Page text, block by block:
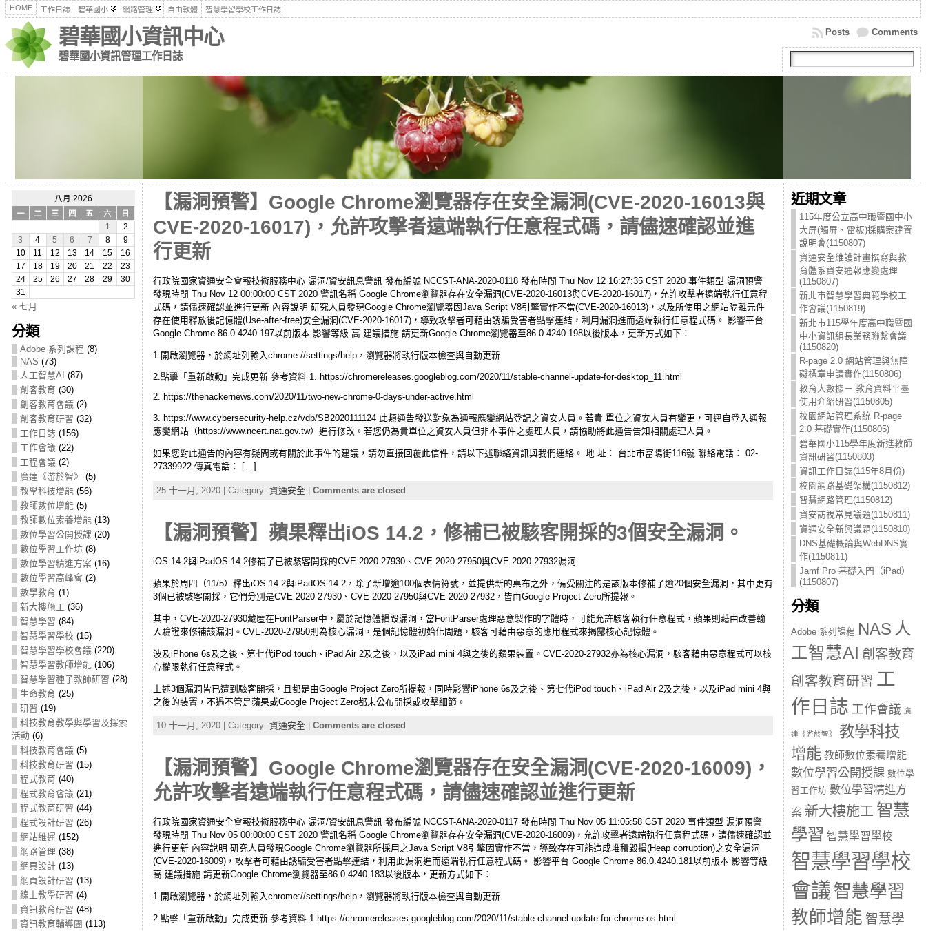
HOME 工作日誌 碧華國小 網路管理 自由軟體 智慧學習學校工作日誌
碧華國小資訊中心
碧華國小資訊管理工作日誌
Comments
Posts
八月 2026
一
二 三 四 五 六
日
1
2
3
4 5 6 7 8
9
10
11 12 13 14 15
16
17
18 19 20 21 22
23
24
25 26 27 28 29
30
31
« 七月
分類
Adobe 系列課程 (8)
NAS (73)
人工智慧AI (87)
創客教育 (30)
創客教育會議 (2)
創客教育研習 (32)
工作日誌 (156)
工作會議 (22)
工程會議 (2)
廣達《游於智》
(5)
教學科技增能(56)
教師數位增能(5)
教師數位素養增能(13)
數位學習公開授課 (20)
數位學習工作坊(8)
數位學習精進方案 (16)
數位學習高峰會 (2)
數學教育 (1)
新大樓施工 (36)
智慧學習 (84)
智慧學習學校 (15)
智慧學習學校會議 (220)
智慧學習教師增能(106)
智慧學習種子教師研習 (28)
生命教育 (25)
研習 (19)
科技教育教學與學習及探索
活動 (6)
科技教育會議 (5)
科技教育研習 (15)
程式教育 (40)
程式教育會議 (21)
程式教育研習 (44)
程式設計研習 (26)
網站維運 (152)
網路管理 (38)
網頁設計(13)
網頁設計研習 (13)
線上教學研習 (4)
資訊教育研習 (48)
資訊教育輔導團 (113)
【漏洞預警】Google Chrome瀏覽器存在安全漏洞(CVE-2020-16013與
CVE-2020-16017)，允許攻擊者遠端執行任意程式碼，請儘速確認並進
行更新
行政院國家資通安全會報技術服務中心 漏洞/資安訊息警訊 發布編號 NCCST-ANA-2020-0118 發布時間 Thu Nov 12 16:27:35 CST 2020 事件類型 漏洞預警
發現時間 Thu Nov 12 00:00:00 CST 2020 警訊名稱 Google Chrome瀏覽器存在安全漏洞(CVE-2020-16013與CVE-2020-16017)，允許攻擊者遠端執行任意程
式碼，請儘速確認並進行更新 內容說明 研究人員發現Google Chrome瀏覽器因Java Script V8引擎實作不當(CVE-2020-16013)，以及所使用之網站隔離元件
存在使用釋放後記憶體(Use-after-free)安全漏洞(CVE-2020-16017)，導致攻擊者可藉由誘騙受害者點擊連結，利用漏洞進而遠端執行任意程式碼。 影響平台
Google Chrome 86.0.4240.197以前版本 影響等級 高 建議措施 請更新Google Chrome瀏覽器至86.0.4240.198以後版本，更新方式如下：
1.開啟瀏覽器，於網址列輸入chrome://settings/help，瀏覽器將執行版本檢查與自動更新
2.點擊「重新啟動」完成更新 參考資料 1. https://chromereleases.googleblog.com/2020/11/stable-channel-update-for-desktop_11.html
2. https://thehackernews.com/2020/11/two-new-chrome-0-days-under-active.html
3. https://www.cybersecurity-help.cz/vdb/SB2020111124 此類通告發送對象為通報應變網站登記之資安人員。若貴 單位之資安人員有變更，可逕自登入通報
應變網站（https://www.ncert.nat.gov.tw）進行修改。若您仍為貴單位之資安人員但非本事件之處理人員，請協助將此通告告知相關處理人員。
如果您對此通告的內容有疑問或有關於此事件的建議，請勿直接回覆此信件，請以下述聯絡資訊與我們連絡。 地 址： 台北市富陽街116號 聯絡電話： 02-
27339922 傳真電話： […]
25 十一月, 2020 | Category: 資通安全 | Comments are closed
【漏洞預警】蘋果釋出iOS 14.2，修補已被駭客開採的3個安全漏洞。
iOS 14.2與iPadOS 14.2修補了已被駭客開採的CVE-2020-27930、CVE-2020-27950與CVE-2020-27932漏洞
蘋果於周四（11/5）釋出iOS 14.2與iPadOS 14.2，除了新增逾100個表情符號，並提供新的桌布之外，備受關注的是該版本修補了逾20個安全漏洞，其中更有
3個已被駭客開採，它們分別是CVE-2020-27930、CVE-2020-27950與CVE-2020-27932，皆由Google Project Zero所提報。
其中，CVE-2020-27930藏匿在FontParser中，屬於記憶體損毀漏洞，當FontParser處理惡意製作的字體時，可能允許駭客執行任意程式，蘋果則藉由改善輸
入驗證來修補該漏洞。CVE-2020-27950則為核心漏洞，是個記憶體初始化問題，駭客可藉由惡意的應用程式來揭露核心記憶體。
波及iPhone 6s及之後、第七代iPod touch、iPad Air 2及之後，以及iPad mini 4與之後的蘋果裝置。CVE-2020-27932亦為核心漏洞，駭客藉由惡意程式可以核
心權限執行任意程式。
上述3個漏洞皆已遭到駭客開採，且都是由Google Project Zero所提報，同時影響iPhone 6s及之後、第七代iPod touch、iPad Air 2及之後，以及iPad mini 4與
之後的裝置，不過不管是蘋果或Google Project Zero都未公布開採或攻擊細節。
10 十一月, 2020 | Category: 資通安全 Comments are closed
【漏洞預警】Google Chrome瀏覽器存在安全漏洞(CVE-2020-16009)，
允許攻擊者遠端執行任意程式碼，請儘速確認並進行更新
行政院國家資通安全會報技術服務中心 漏洞/資安訊息警訊 發布編號 NCCST-ANA-2020-0117 發布時間 Thu Nov 05 11:05:58 CST 2020 事件類型 漏洞預警
發現時間 Thu Nov 05 00:00:00 CST 2020 警訊名稱 Google Chrome瀏覽器存在安全漏洞(CVE-2020-16009)，允許攻擊者遠端執行任意程式碼，請儘速確認並
進行更新 內容說明 研究人員發現Google Chrome瀏覽器所採用之Java Script V8引擎因實作不當，導致存在可能造成堆積毀損(Heap corruption)之安全漏洞
(CVE-2020-16009)，攻擊者可藉由誘騙受害者點擊連結，利用此漏洞進而遠端執行任意程式碼。 影響平台 Google Chrome 86.0.4240.181以前版本 影響等級
高 建議措施 請更新Google Chrome瀏覽器至86.0.4240.183以後版本，更新方式如下：
1.開啟瀏覽器，於網址列輸入chrome://settings/help，瀏覽器將執行版本檢查與自動更新
2.點擊「重新啟動」完成更新 參考資料 1.https://chromereleases.googleblog.com/2020/11/stable-channel-update-for-chrome-os.html
近期文章
115年度公立高中職暨國中小
大屏(觸屏、雷板)採購案建置
說明會(1150807)
資通安全維護計畫撰寫與教
育體系資安通報應變處理
(1150807)
新北市智慧學習典範學校工
作會議(1150819)
新北市115學年度高中職暨國
中小資訊組長業務聯繫會議
(1150820)
R-page 2.0 網站管理與無障
礙標章申請實作(1150806)
教育大數據－ 教育資料平臺
使用介紹研習(1150805)
校園網站管理系統 R-page
2.0 基礎實作(1150805)
碧華國小115學年度新進教師
資訊研習(1150803)
資訊工作日誌(115年8月份)
校園網路基礎架構(1150812)
智慧網路管理(1150812)
資安訪視常見議題(1150811)
資通安全新興議題(1150810)
DNS基礎概論與WebDNS實
作(1150811)
Jamf Pro 基礎入門（iPad）
(1150807)
分類
Adobe 系列課程 NAS 人
工智慧AI 創客教育
創客教育研習 工
作日誌 工作會議 廣
達《游於智》
教學科技
增能 教師數位素養增能
數位學習公開授課 數位學
習工作坊 數位學習精進方
案 新大樓施工 智慧
學習 智慧學習學校
智慧學習學校
會議 智慧學習
教師增能 智慧學